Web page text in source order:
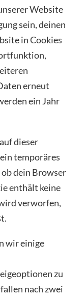
Website
sein, deinen
in Cookies
erneut
ein Jahr
dieser
temporäres
dein Browser
enthält keine
verworfen,
wir einige
zu
nach zwei